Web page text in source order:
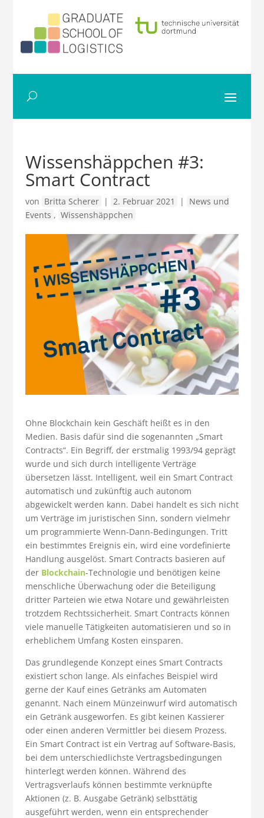
Wissenshäppchen #3:
Smart Contract
von Britta Scherer | 2. Februar 2021 |
News und
Events , Wissenshäppchen
Ohne Blockchain kein Geschäft heißt es in den
Medien. Basis dafür sind die sogenannten „Smart
Contracts“. Ein Begriff, der erstmalig 1993/94 geprägt
wurde und sich durch intelligente Verträge
übersetzen lässt. Intelligent, weil ein Smart Contract
automatisch und zukünftig auch autonom
abgewickelt werden kann. Dabei handelt es sich nicht
um Verträge im juristischen Sinn, sondern vielmehr
um programmierte Wenn-Dann-Bedingungen. Tritt
ein bestimmtes Ereignis ein, wird eine vordefinierte
Handlung ausgelöst. Smart Contracts basieren auf
der Blockchain-Technologie und benötigen keine
menschliche Überwachung oder die Beteiligung
dritter Parteien wie etwa Notare und gewährleisten
trotzdem Rechtssicherheit. Smart Contracts können
viele manuelle Tätigkeiten automatisieren und so in
erheblichem Umfang Kosten einsparen.
Das grundlegende Konzept eines Smart Contracts
existiert schon lange. Als einfaches Beispiel wird
gerne der Kauf eines Getränks am Automaten
genannt. Nach einem Münzeinwurf wird automatisch
ein Getränk ausgeworfen. Es gibt keinen Kassierer
oder einen anderen Vermittler bei diesem Prozess.
Ein Smart Contract ist ein Vertrag auf Software-Basis,
bei dem unterschiedlichste Vertragsbedingungen
hinterlegt werden können. Während des
Vertragsverlaufs können bestimmte verknüpfte
Aktionen (z. B. Ausgabe Getränk) selbsttätig
ausgeführt werden, wenn ein entsprechender